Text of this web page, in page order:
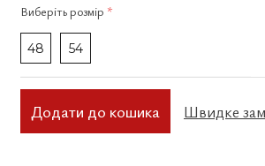
Виберіть розмір *
48 54
Додати до кошика Швидке